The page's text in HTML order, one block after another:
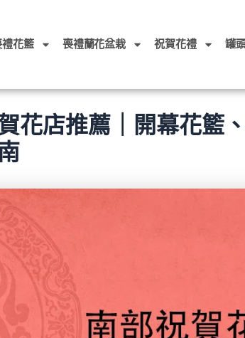
禮花籃 喪禮蘭花盆栽 祝賀花禮 罐
花店推薦｜開幕花籃